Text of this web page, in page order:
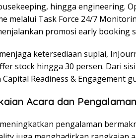
hingga engineering.
melalui Task Force 24/7
promosi early booking
ketersediaan suplai,
stock hingga 30 persen. Dari
Capital Readiness & Engagement
Acara dan
pengalaman